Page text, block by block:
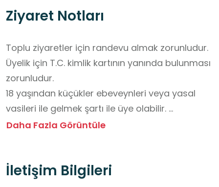
Ziyaret Notları
Toplu ziyaretler için randevu almak zorunludur.
Üyelik için T.C. kimlik kartının yanında bulunması
zorunludur.
18 yaşından küçükler ebeveynleri veya yasal
vasileri ile gelmek şartı ile üye olabilir.
Üyelik kaydı ve yenileme işlemlerinde şahsi
uyulmalıdır.
Daha Fazla Görüntüle
İletişim Bilgileri